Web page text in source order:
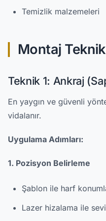
Temizlik malzemeleri
Montaj
Teknik 1: Ankraj
En yaygın ve güvenli
vidalanır.
Uygulama Adımları:
1. Pozisyon Belirleme
Şablon ile harf
Lazer hizalama ile